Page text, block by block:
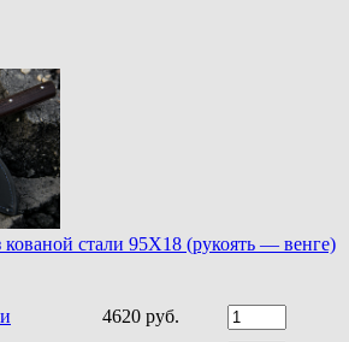
стали 95Х18 (рукоять — венге)
4620 руб.